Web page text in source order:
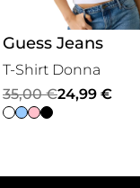
Guess Jeans
T-Shirt Donna
35,00€
Il
prezzo
24,99 €
Il
prezzo